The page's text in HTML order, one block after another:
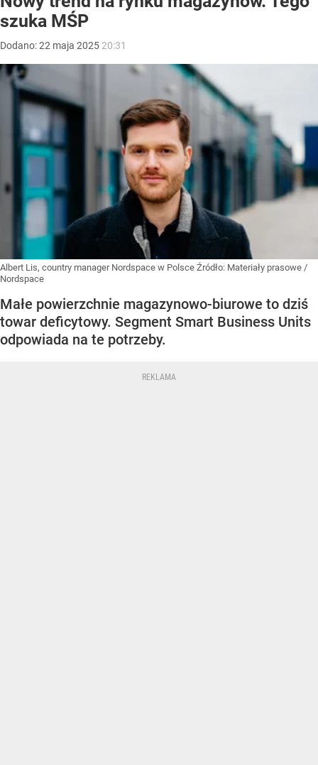
szuka MŚP
Dodano:22 maja 2025 20:31
Albert Lis, country manager Nordspace w Polsce Źródło: Materiały prasowe /
Nordspace
Małe powierzchnie magazynowo-biurowe to dziś
towar deficytowy. Segment Smart Business Units
odpowiada na te potrzeby.